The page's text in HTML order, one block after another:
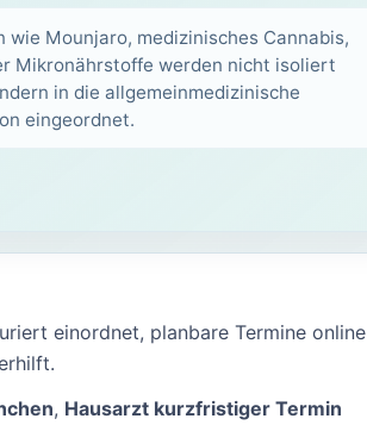
wie Mounjaro, medizinisches Cannabis,
Mikronährstoffe werden nicht isoliert
in die allgemeinmedizinische
eingeordnet.
einordnet, planbare Termine online
, Hausarzt kurzfristiger Termin